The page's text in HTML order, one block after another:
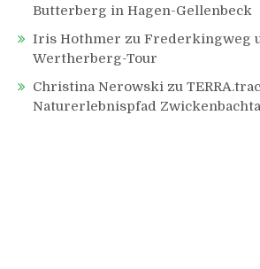
Butterberg in Hagen-Gellenbeck
Iris Hothmer zu Frederkingweg
Wertherberg-Tour
Christina Nerowski zu
Naturerlebnispfad